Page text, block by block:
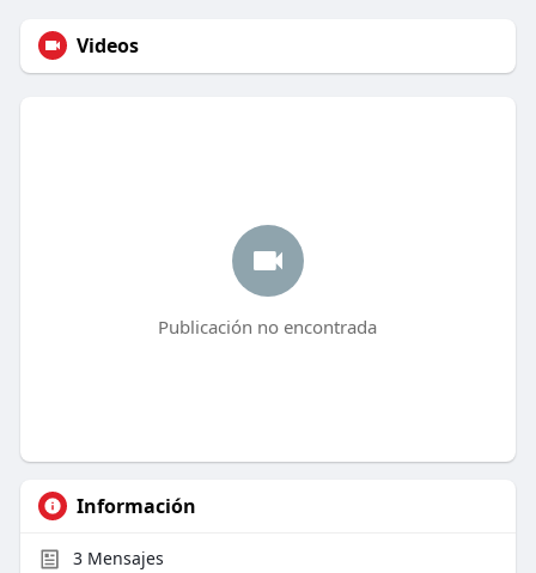
Videos
Publicación no encontrada
Información
3Mensajes